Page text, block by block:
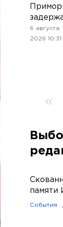
6 августа
2026 10:31
памяти
События